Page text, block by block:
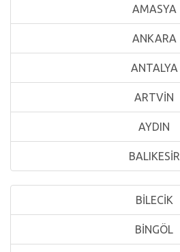
AMASYA
ANKARA
ANTALYA
ARTVİN
AYDIN
BALIKESİR
BİLECİK
BİNGÖL